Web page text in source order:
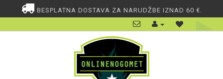
BESPLATNA DOSTAVA ZA NARUDŽBE IZNAD 60 €.